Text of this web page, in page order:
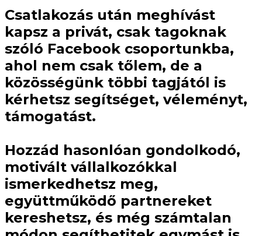
Csatlakozás után meghívást
kapsz a privát, csak tagoknak
szóló Facebook csoportunkba,
ahol nem csak tőlem, de a
közösségünk többi tagjától is
kérhetsz segítséget, véleményt,
támogatást.
Hozzád hasonlóan gondolkodó,
motivált vállalkozókkal
ismerkedhetsz meg,
együttműködő partnereket
kereshetsz, és még számtalan